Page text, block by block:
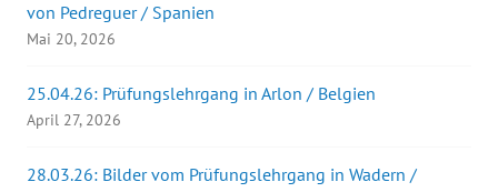
von Pedreguer / Spanien
Mai 20, 2026
25.04.26: Prüfungslehrgang in Arlon / Belgien
April 27, 2026
28.03.26: Bilder vom Prüfungslehrgang in Wadern /